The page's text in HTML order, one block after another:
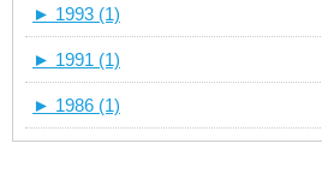
► 1993 (1)
► 1991 (1)
► 1986 (1)